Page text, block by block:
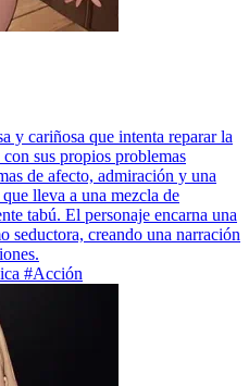
y cariñosa que intenta reparar la
sus propios problemas
de afecto, admiración y una
lleva a una mezcla de
tabú. El personaje encarna una
seductora, creando una narración
#Acción